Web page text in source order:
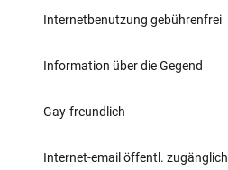
Internetbenutzung gebührenfrei
Information über die Gegend
Gay-freundlich
Internet-email öffentl. zugänglich